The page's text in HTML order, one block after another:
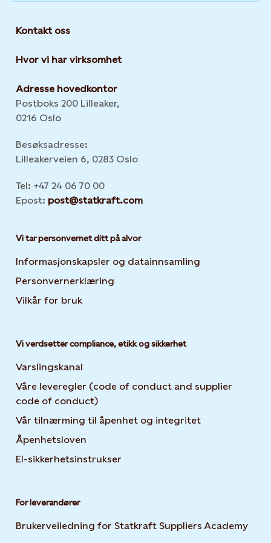
Kontakt oss
Hvor vi har virksomhet
Adresse hovedkontor
Postboks 200 Lilleaker,
0216 Oslo
Besøksadresse:
Lilleakerveien 6, 0283 Oslo
Tel: +47 24 06 70 00
Epost: post@statkraft.com
Vi tar personvernet ditt på alvor
Informasjonskapsler og datainnsamling
Personvernerklæring
Vilkår for bruk
Vi verdsetter compliance, etikk og sikkerhet
Varslingskanal
Våre leveregler (code of conduct and supplier
code of conduct)
Vår tilnærming til åpenhet og integritet
Åpenhetsloven
El-sikkerhetsinstrukser
For leverandører
Brukerveiledning for Statkraft Suppliers Academy